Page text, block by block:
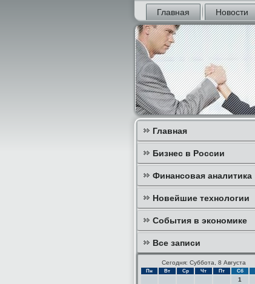
Главная Новости
Главная
Бизнес в России
Финансовая аналитика
Новейшие технологии
События в экономике
Все записи
Сегодня: Суббота, 8 Августа
Пн Вт Ср Чт Пт Сб
1